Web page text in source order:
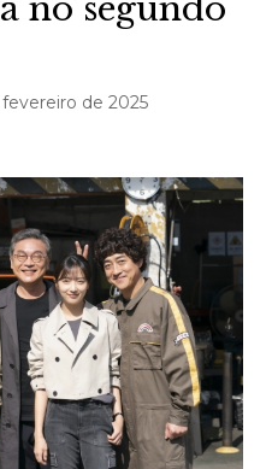
no segundo
de 2025